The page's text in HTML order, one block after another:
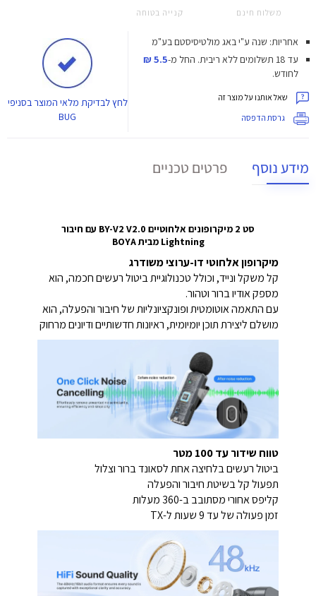
משלוח חינם קנייה בטוחה
אחריות: שנה ע"י באג מולטיסיסטם בע"מ
עד 18 תשלומים ללא ריבית.
החל מ-5.5 ₪
לחודש.
שאל אותנו על מוצר זה
גרסת הדפסה
לחץלבדיקת מלאי המוצר בסניפי
BUG
מידע נוסף פרטים טכניים
סט 2 מיקרופונים אלחוטיים BY-V2 V2.0 עם חיבור
Lightning מבית BOYA
מיקרופון אלחוטי דו-ערוצי משודרג
קל משקל ונייד, וכולל טכנולוגיית ביטול רעשים חכמה, הוא
מספק אודיו ברור וטהור.
עם התאמה אוטומטית ופונקציונליות של חיבור והפעלה, הוא
מושלם ליצירת תוכן יומיומית, ראיונות חדשותיים ודיונים מרחוק
טווח שידור עד 100 מטר
ביטול רעשים בלחיצה אחת לסאונד ברור וצלול
תפעול קל בשיטת חיבור והפעלה
קליפס אחורי מסתובב ב-360 מעלות
זמן פעולה של עד 9 שעות ל-TX